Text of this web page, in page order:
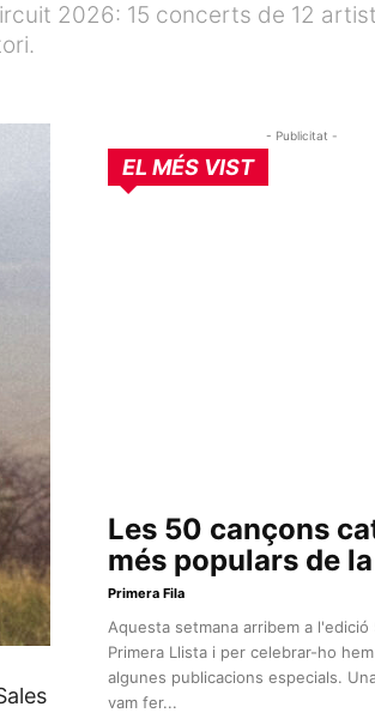
2026: 15 concerts de 12
- Publicitat -
EL MÉS VIST
Les 50 cançons
més populars de
Primera Fila
Aquesta setmana arribem a l'edició
Primera Llista i per celebrar-ho
algunes publicacions especials.
vam fer...